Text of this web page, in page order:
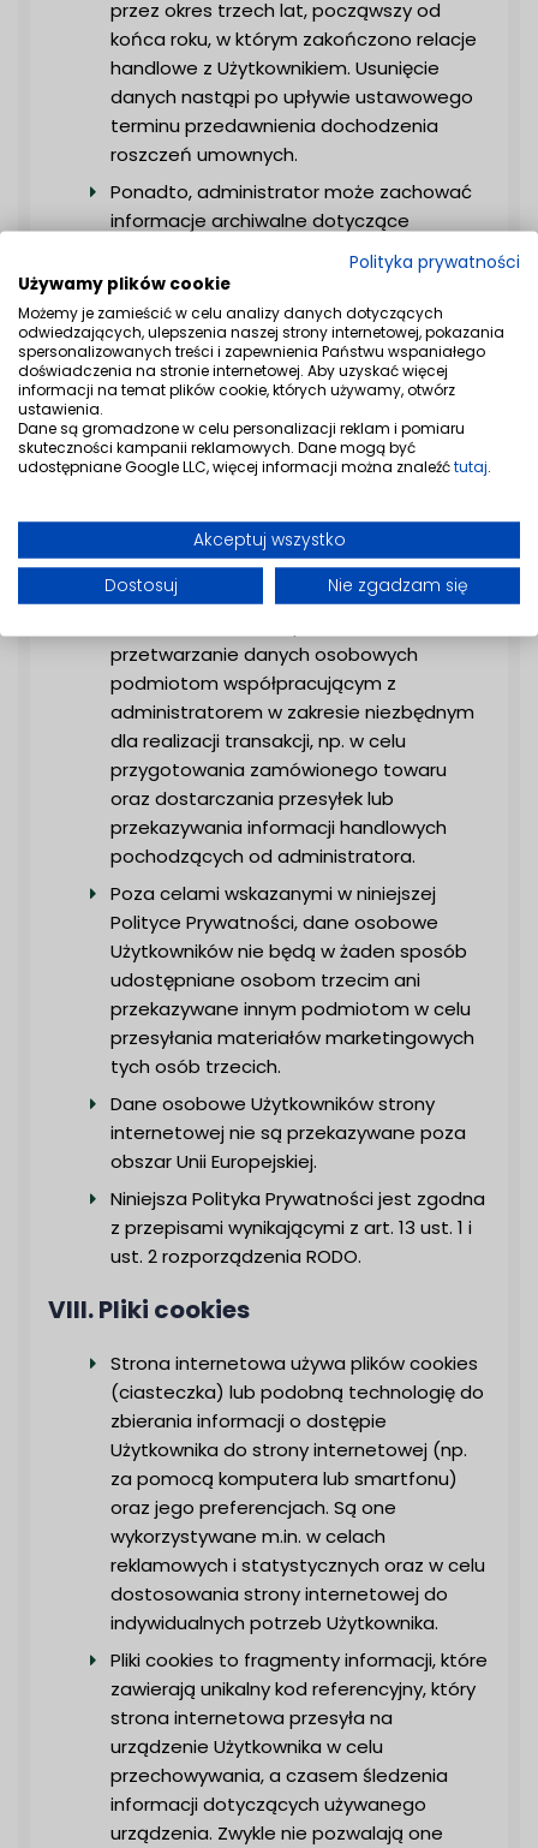
przez okres trzech lat, począwszy od
końca roku, w którym zakończono relacje
handlowe z Użytkownikiem. Usunięcie
danych nastąpi po upływie ustawowego
terminu przedawnienia dochodzenia
roszczeń umownych.
Ponadto, administrator może zachować
informacje archiwalne dotyczące
zawartych transakcji, gdyż ich
przechowywanie jest związane z
przysługującymi Użytkownikowi
roszczeniami, np. z tytułu rękojmi.
Jeśli żadna umowa nie została zawarta
między Użytkownikiem i Właścicielem,
dane osobowe Użytkownika są
przechowywane do czasu usunięcia konta
VII. Powierzenie przetwarzania
danych innym podmiotom
przetwarzanie danych osobowych
podmiotom współpracującym z
administratorem w zakresie niezbędnym
dla realizacji transakcji, np. w celu
przygotowania zamówionego towaru
oraz dostarczania przesyłek lub
przekazywania informacji handlowych
pochodzących od administratora.
Poza celami wskazanymi w niniejszej
Polityce Prywatności, dane osobowe
Użytkowników nie będą w żaden sposób
udostępniane osobom trzecim ani
przekazywane innym podmiotom w celu
przesyłania materiałów marketingowych
tych osób trzecich.
Dane osobowe Użytkowników strony
internetowej nie są przekazywane poza
obszar Unii Europejskiej.
Niniejsza Polityka Prywatności jest zgodna
z przepisami wynikającymi z art. 13 ust. 1 i
ust. 2 rozporządzenia RODO.
VIII. Pliki cookies
Strona internetowa używa plików cookies
(ciasteczka) lub podobną technologię do
zbierania informacji o dostępie
Użytkownika do strony internetowej (np.
za pomocą komputera lub smartfonu)
oraz jego preferencjach. Są one
wykorzystywane m.in. w celach
reklamowych i statystycznych oraz w celu
dostosowania strony internetowej do
indywidualnych potrzeb Użytkownika.
Pliki cookies to fragmenty informacji, które
zawierają unikalny kod referencyjny, który
strona internetowa przesyła na
urządzenie Użytkownika w celu
przechowywania, a czasem śledzenia
informacji dotyczących używanego
urządzenia. Zwykle nie pozwalają one
Polityka prywatności
Używamy plików cookie
Możemy je zamieścić w celu analizy danych dotyczących
odwiedzających, ulepszenia naszej strony internetowej, pokazania
spersonalizowanych treści i zapewnienia Państwu wspaniałego
doświadczenia na stronie internetowej. Aby uzyskać więcej
informacji na temat plików cookie, których używamy, otwórz
ustawienia.
Dane są gromadzone w celu personalizacji reklam i pomiaru
skuteczności kampanii reklamowych. Dane mogą być
udostępniane Google LLC, więcej informacji można znaleźćtutaj
Akceptuj wszystko
Dostosuj
Nie zgadzam się